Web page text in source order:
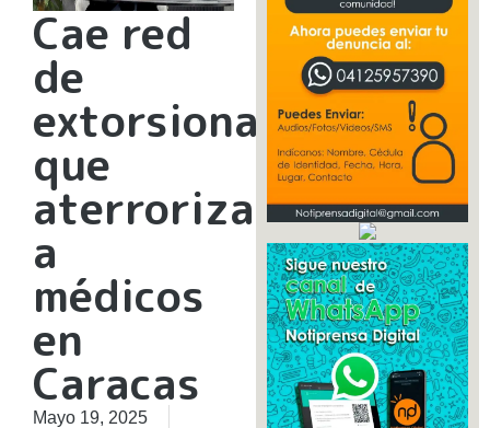
Cae red
de
extorsionadores
que
aterrorizaba
a
médicos
en
Caracas
Mayo 19, 2025